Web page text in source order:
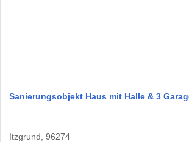
Sanierungsobjekt Haus mit Halle & 3
Itzgrund, 96274